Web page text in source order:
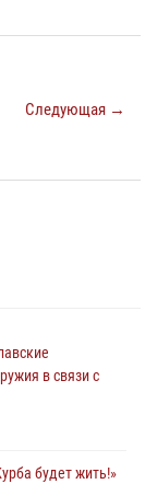
Следующая →
в связи с
будет жить!»